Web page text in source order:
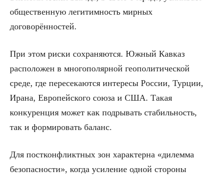
общественную легитимность мирных
договорённостей.
При этом риски сохраняются. Южный Кавказ
расположен в многополярной геополитической
среде, где пересекаются интересы России, Турции,
Ирана, Европейского союза и США. Такая
конкуренция может как подрывать стабильность,
так и формировать баланс.
Для постконфликтных зон характерна «дилемма
безопасности», когда усиление одной стороны